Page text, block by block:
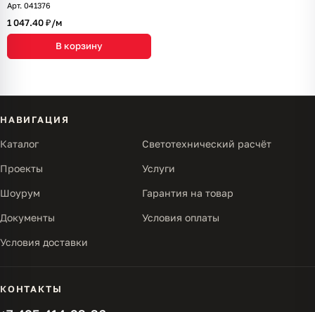
Арт. 041376
1 047.40 ₽/м
В корзину
НАВИГАЦИЯ
Каталог Светотехнический расчёт
Проекты Услуги
Шоурум Гарантия на товар
Документы Условия оплаты
Условия доставки
КОНТАКТЫ